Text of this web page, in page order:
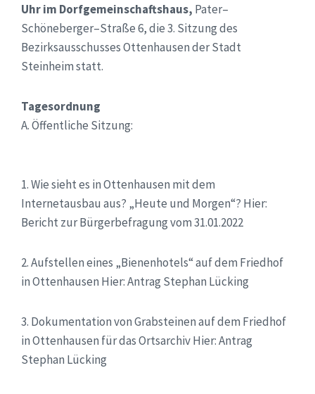
Uhrim Dorfgemeinschaftshaus, Pater–
Schöneberger–Straße 6,die3. Sitzungdes
Bezirksausschusses Ottenhausender Stadt
Steinheim statt.
Tagesordnung
A. Öffentliche Sitzung:
1.Wie sieht es in Ottenhausen mit dem
Internetausbau aus? „Heute und Morgen“? Hier:
Bericht zur Bürgerbefragung vom 31.01.2022
2.Aufstellen eines „Bienenhotels“ auf dem Friedhof
in Ottenhausen Hier: Antrag Stephan Lücking
3. Dokumentation von Grabsteinen auf dem Friedhof
in Ottenhausen für dasOrtsarchivHier: Antrag
Stephan Lücking